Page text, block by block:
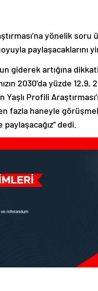
yönelik
paylaşacaklarını
giderek artığına
2030’da yüzde 12,9,
Profili
fazla haneyle
dedi.